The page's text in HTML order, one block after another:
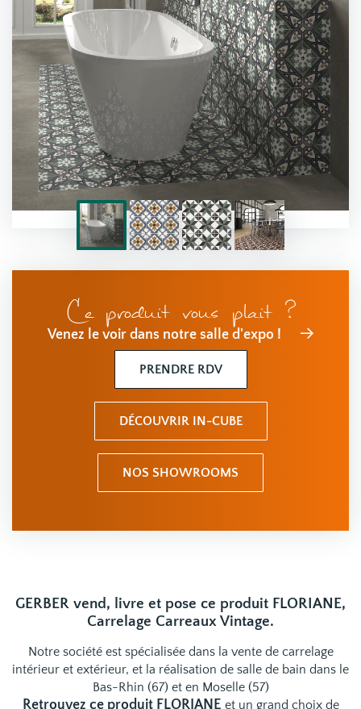
Ce produit vous plait ?
Venez le voir dans notre salle d'expo !
PRENDRE RDV
DÉCOUVRIR IN-CUBE
NOS SHOWROOMS
GERBER vend, livre et pose ce produit FLORIANE,
Carrelage Carreaux Vintage.
Notre société est spécialisée dans la vente de carrelage
intérieur et extérieur, et la réalisation de salle de bain dans le
Bas-Rhin (67) et en Moselle (57)
Retrouvez ce produit FLORIANE et un grand choix de